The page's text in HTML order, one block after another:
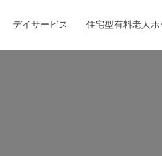
デイサービス 住宅型有料老人ホ